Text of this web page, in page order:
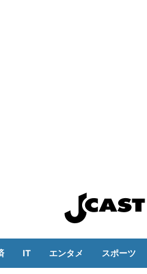
IT エンタメ スポーツ